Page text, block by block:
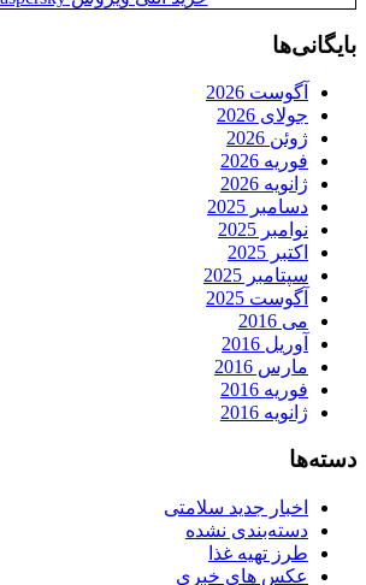
بایگانی‌ها
آگوست 2026
جولای 2026
ژوئن 2026
فوریه 2026
ژانویه 2026
دسامبر 2025
نوامبر 2025
اکتبر 2025
سپتامبر 2025
آگوست 2025
می 2016
آوریل 2016
مارس 2016
فوریه 2016
ژانویه 2016
دسته‌ها
اخبار جدید سلامتی
دسته‌بندی نشده
طرز تهیه غذا
عکس های خبری